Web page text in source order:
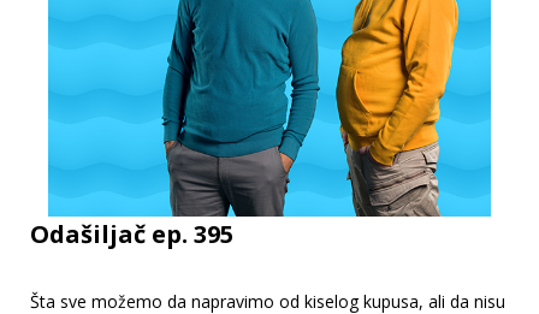
Odašiljač ep. 395
Šta sve možemo da napravimo od kiselog kupusa, ali da nisu